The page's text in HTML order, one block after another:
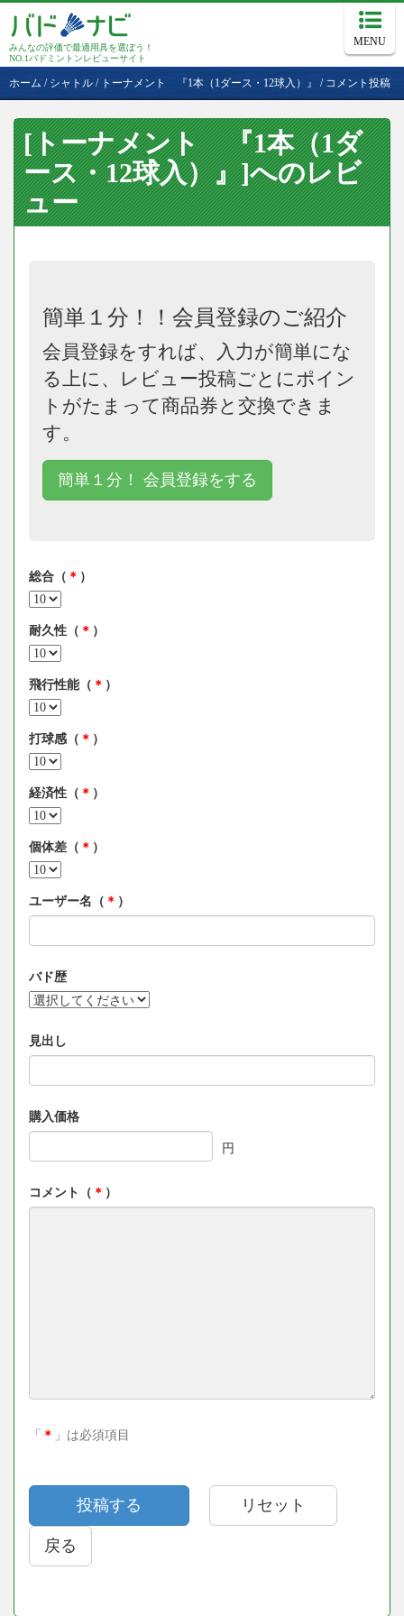
みんなの評価で最適用具を選ぼう！
NO.1バドミントンレビューサイト
MENU
ホーム / シャトル / トーナメント 『1本（1ダース・12球入）』 / コメント投稿
[トーナメント 『1本（1ダ
ース・12球入）』]へのレビ
ュー
簡単１分！！会員登録のご紹介
会員登録をすれば、入力が簡単にな
る上に、レビュー投稿ごとにポイン
トがたまって商品券と交換できま
す。
簡単１分！ 会員登録をする
総合（ ＊ ）
耐久性（ ＊ ）
飛行性能（ ＊ ）
打球感（ ＊ ）
経済性（ ＊ ）
個体差（ ＊ ）
ユーザー名（ ＊ ）
バド歴
見出し
購入価格
円
コメント（ ＊ ）
「 ＊ 」は必須項目
戻る